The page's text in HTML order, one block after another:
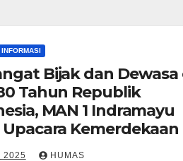
INFORMASI
Bijak dan Dewasa
Tahun Republik
MAN 1 Indramayu
Upacara Kemerdekaan
2025 HUMAS